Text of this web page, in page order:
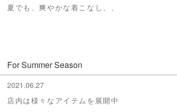
夏でも、爽やかな着こなし、、
For Summer Season
2021.06.27
店内は様々なアイテムを展開中